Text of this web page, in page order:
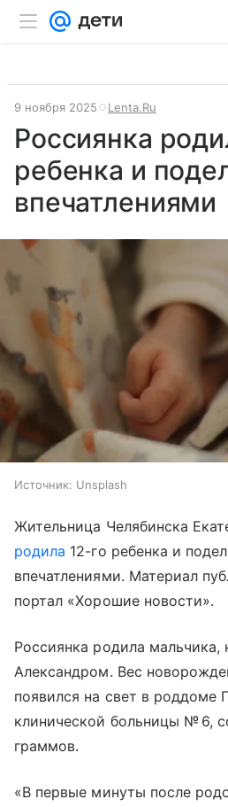
9 ноября 2025 Lenta.Ru
Россиянка
ребенка и
впечатлениями
Источник: Unsplash
Жительница Челябинска
родила 12-го ребенка и
впечатлениями. Материал
портал «Хорошие новости».
Россиянка родила мальчика,
Александром. Вес
появился на свет в роддоме
клинической больницы № 6,
граммов.
«В первые минуты после